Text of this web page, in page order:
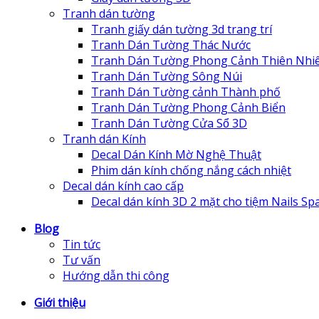
Tranh dán tường
Tranh giấy dán tường 3d trang trí
Tranh Dán Tường Thác Nước
Tranh Dán Tường Phong Cảnh Thiên
Tranh Dán Tường Sông Núi
Tranh Dán Tường cảnh Thành phố
Tranh Dán Tường Phong Cảnh Biển
Tranh Dán Tường Cửa Sổ 3D
Tranh dán Kính
Decal Dán Kính Mờ Nghệ Thuật
Phim dán kính chống nắng cách nhiệt
Decal dán kính cao cấp
Decal dán kính 3D 2 mặt cho tiệm Nails
Blog
Tin tức
Tư vấn
Hướng dẫn thi công
Giới thiệu